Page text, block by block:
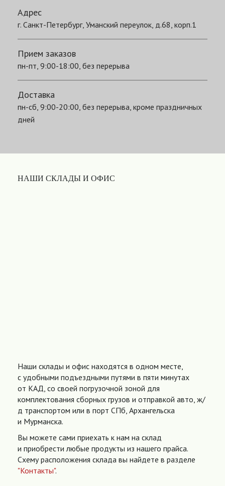
Адрес
г. Санкт-Петербург, Уманский переулок, д.68, корп.1
Прием заказов
пн-пт, 9:00-18:00, без перерыва
Доставка
пн-сб, 9:00-20:00, без перерыва, кроме праздничных
дней
НАШИ СКЛАДЫ И ОФИС
Наши склады и офис находятся в одном месте,
с удобными подъездными путями в пяти минутах
от КАД, со своей погрузочной зоной для
комплектования сборных грузов и отправкой авто, ж/
д транспортом или в порт СПб, Архангельска
и Мурманска.
Вы можете сами приехать к нам на склад
и приобрести любые продукты из нашего прайса.
Схему расположения склада вы найдете в разделе
"Контакты".